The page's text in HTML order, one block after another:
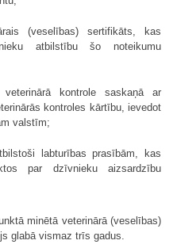
(veselības) sertifikāts, kas
atbilstību šo noteikumu
kontrole saskaņā ar
kontroles kārtību, ievedot
valstīm;
labturības prasībām, kas
par dzīvnieku aizsardzību
minētā veterinārā (veselības)
glabā vismaz trīs gadus.